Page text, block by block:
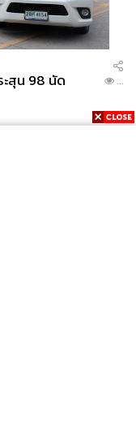
ะสุน 98 นัด
...